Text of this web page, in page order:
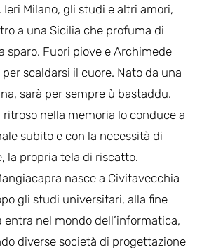
Ieri Milano, gli studi e altri amori,
a una Sicilia che profuma di
sparo. Fuori piove e Archimede
scaldarsi il cuore. Nato da una
sarà per sempre ù bastaddu.
nella memoria lo conduce a
subito e con la necessità di
la propria tela di riscatto.
nasce a Civitavecchia
gli studi universitari, alla fine
nel mondo dell’informatica,
diverse società di progettazione